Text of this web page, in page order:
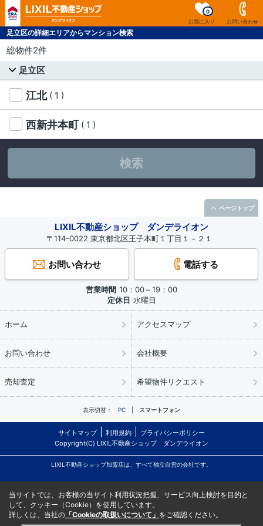
お気に入り
0
お問い合わせ
足立区の詳細エリアからマンション検索
総物件2件
足立区
江北 ( 1 )
西新井本町 ( 1 )
検索
LIXIL不動産ショップ ダンデライオン
〒114-0022 東京都北区王子本町１丁目１－２１
お問い合わせ 電話する
営業時間 10：00～19：00
定休日 水曜日
ホーム アクセスマップ
お問い合わせ 会社概要
売却査定 希望物件リクエスト
表示切替： PC スマートフォン
サイトマップ 利用規約
プライバシーポリシー
Copyright(C) LIXIL不動産ショップ ダンデライオン
LIXIL不動産ショップ加盟店は、すべて独立自営の会社です。
ページトップ
当サイトでは、お客様の当サイト利用状況把握、サービス向上検討を目的と
して、クッキー（Cookie）を使用しています。
詳しくは、当社の 「Cookieの取扱いについて」 をご確認ください。